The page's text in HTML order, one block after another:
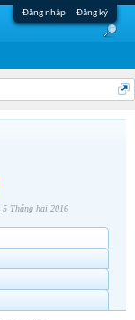
Đăng nhập Đăng ký
5 Tháng hai 2016